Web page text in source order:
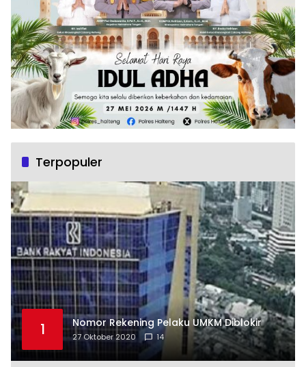
Terpopuler
1 Nomor Rekening Pelaku UMKM Diblokir
27 Oktober 2020 14